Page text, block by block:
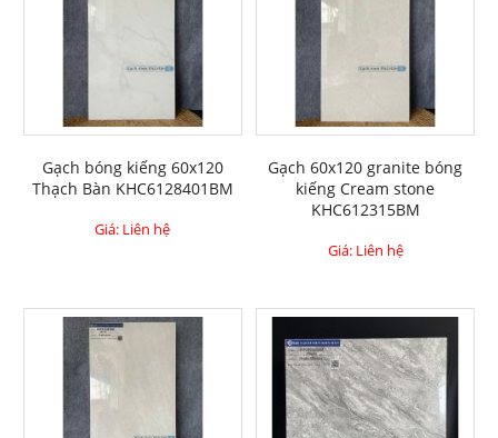
Gạch bóng kiếng 60x120
Thạch Bàn KHC6128401BM
Giá: Liên hệ
Gạch 60x120 granite bóng
kiếng Cream stone
KHC612315BM
Giá: Liên hệ